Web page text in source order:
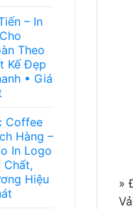
– In
Theo
Kế Đẹp
• Giá
Coffee
Hàng –
In Logo
Chất,
Hiệu
»